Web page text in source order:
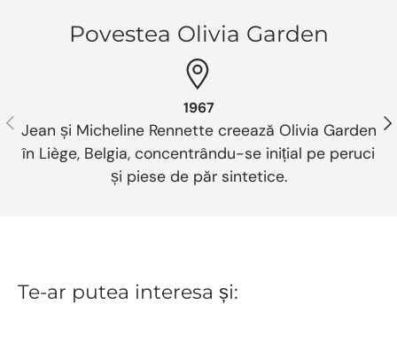
Povestea Olivia Garden
Anterior
1967
Jean și Micheline Rennette creează Olivia Garden
în Liège, Belgia, concentrându-se inițial pe peruci
și piese de păr sintetice.
Te-ar putea interesa și: